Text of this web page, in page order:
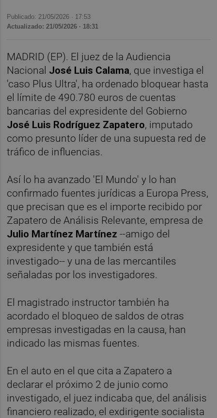
Publicado: 21/05/2026 · 17:53
Actualizado: 21/05/2026 · 18:31
MADRID (EP). El juez de la Audiencia
Nacional José Luis Calama, que investiga el
'caso Plus Ultra', ha ordenado bloquear hasta
el límite de 490.780 euros de cuentas
bancarias del expresidente del Gobierno
José Luis Rodríguez Zapatero, imputado
como presunto líder de una supuesta red de
tráfico de influencias.
Así lo ha avanzado 'El Mundo' y lo han
confirmado fuentes jurídicas a Europa Press,
que precisan que es el importe recibido por
Zapatero de Análisis Relevante, empresa de
Julio Martínez Martínez --amigo del
expresidente y que también está
investigado-- y una de las mercantiles
señaladas por los investigadores.
El magistrado instructor también ha
acordado el bloqueo de saldos de otras
empresas investigadas en la causa, han
indicado las mismas fuentes.
En el auto en el que cita a Zapatero a
declarar el próximo 2 de junio como
investigado, el juez indicaba que, del análisis
financiero realizado, el exdirigente socialista